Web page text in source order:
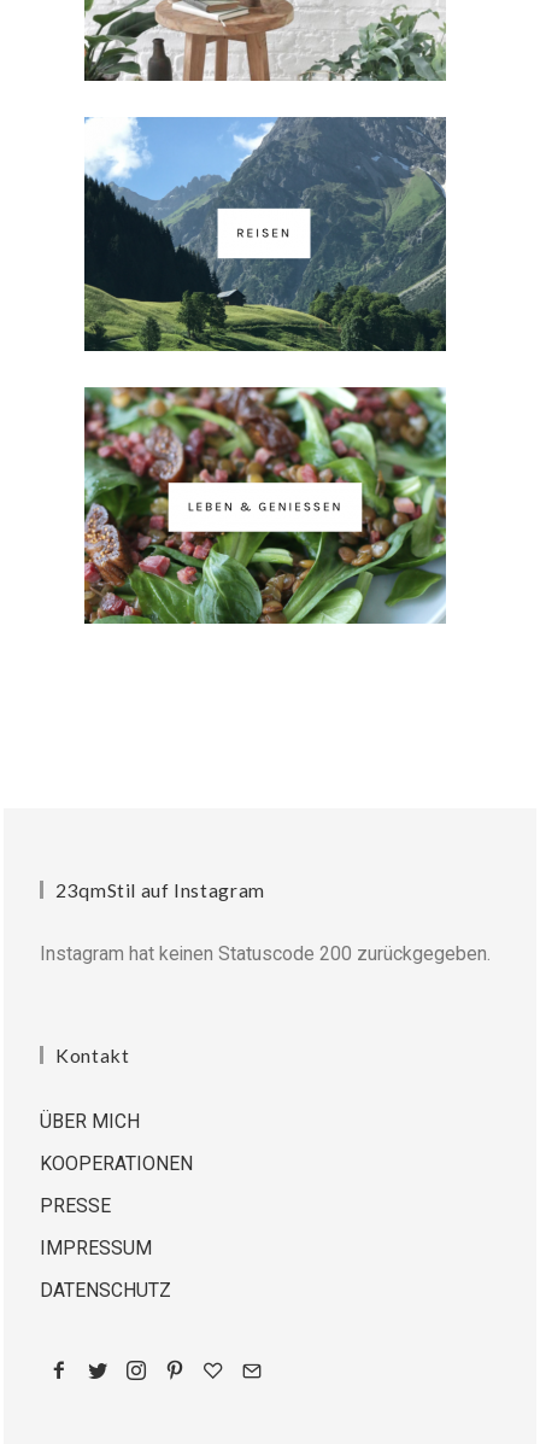
23qmStil auf Instagram
Instagram hat keinen Statuscode 200 zurückgegeben.
Kontakt
ÜBER MICH
KOOPERATIONEN
PRESSE
IMPRESSUM
DATENSCHUTZ